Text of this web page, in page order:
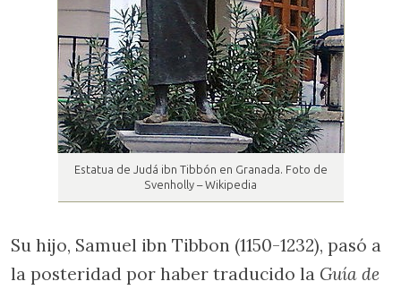
Estatua de Judá ibn Tibbón en Granada. Foto de
Svenholly – Wikipedia
Su hijo, Samuel ibn Tibbon (1150-1232), pasó a
la posteridad por haber traducido la Guía de